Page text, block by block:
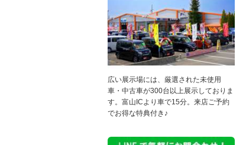
広い展示場には、厳選された未使用
車・中古車が300台以上展示しておりま
す。富山ICより車で15分。来店ご予約
でお得な特典付き♪